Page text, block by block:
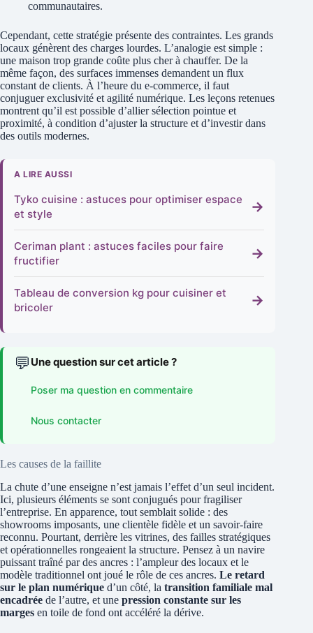
communautaires.
Cependant, cette stratégie présente des contraintes. Les grands
locaux génèrent des charges lourdes. L’analogie est simple :
une maison trop grande coûte plus cher à chauffer. De la
même façon, des surfaces immenses demandent un flux
constant de clients. À l’heure du e‑commerce, il faut
conjuguer exclusivité et agilité numérique. Les leçons retenues
montrent qu’il est possible d’allier sélection pointue et
proximité, à condition d’ajuster la structure et d’investir dans
des outils modernes.
A LIRE AUSSI
Tyko cuisine : astuces pour optimiser espace
et style
→
Ceriman plant : astuces faciles pour faire
fructifier
→
Tableau de conversion kg pour cuisiner et
bricoler
→
💬 Une question sur cet article ?
Poser ma question en commentaire
Nous contacter
Les causes de la faillite
La chute d’une enseigne n’est jamais l’effet d’un seul incident.
Ici, plusieurs éléments se sont conjugués pour fragiliser
l’entreprise. En apparence, tout semblait solide : des
showrooms imposants, une clientèle fidèle et un savoir-faire
reconnu. Pourtant, derrière les vitrines, des failles stratégiques
et opérationnelles rongeaient la structure. Pensez à un navire
puissant traîné par des ancres : l’ampleur des locaux et le
modèle traditionnel ont joué le rôle de ces ancres. Le retard
sur le plan numérique d’un côté, la transition familiale mal
encadrée de l’autre, et une pression constante sur les
marges en toile de fond ont accéléré la dérive.